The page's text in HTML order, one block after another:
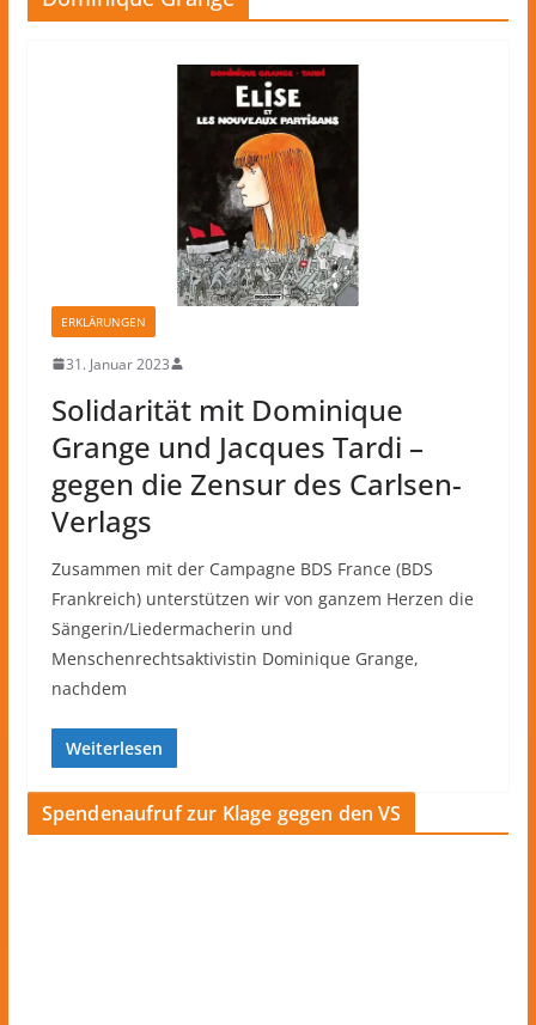
ERKLÄRUNGEN
31. Januar 2023
Solidarität mit Dominique
Grange und Jacques Tardi –
gegen die Zensur des Carlsen-
Verlags
Zusammen mit der Campagne BDS France (BDS
Frankreich) unterstützen wir von ganzem Herzen die
Sängerin/Liedermacherin und
Menschenrechtsaktivistin Dominique Grange,
nachdem
Weiterlesen
Spendenaufruf zur Klage gegen den VS